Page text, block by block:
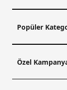
Popüler
Özel